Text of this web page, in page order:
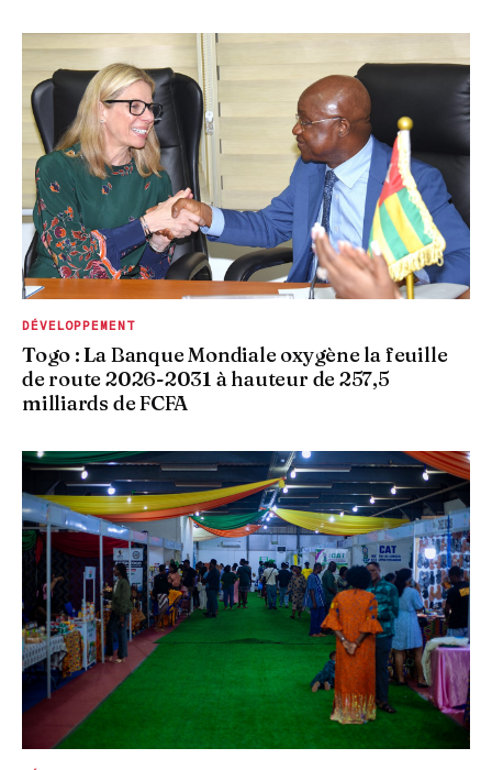
DÉVELOPPEMENT
Togo : La Banque Mondiale oxygène la feuille
de route 2026-2031 à hauteur de 257,5
milliards de FCFA